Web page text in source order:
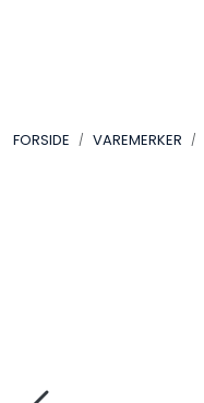
FORSIDE VAREMERKER
LYD
AKTUELT